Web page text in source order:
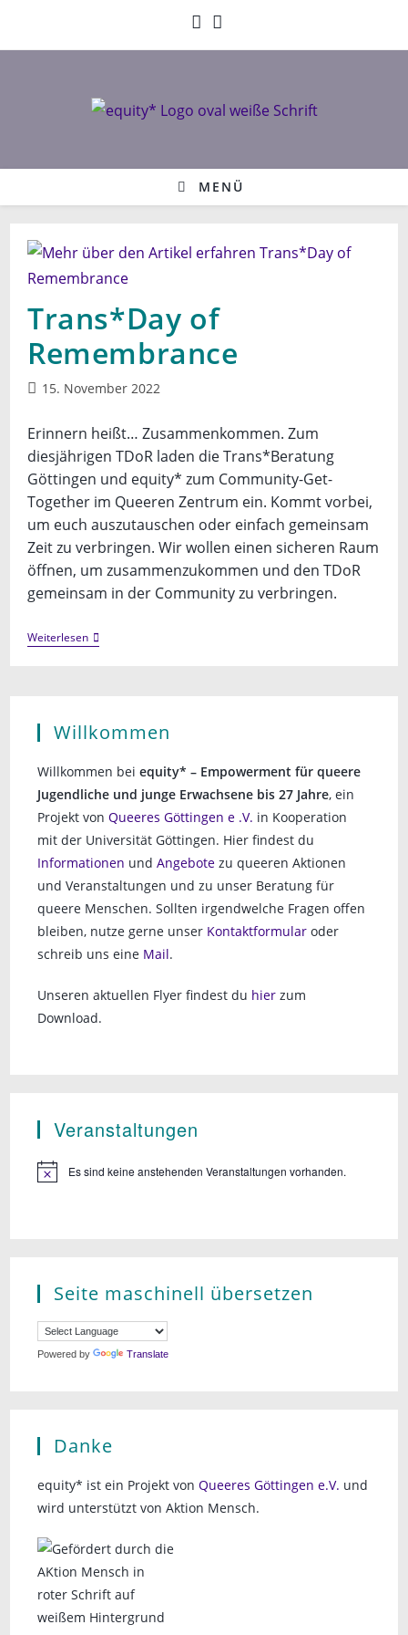
springen
MENÜ
Trans*Day of
Remembrance
Beitrag
15. November 2022
Erinnern heißt… Zusammenkommen. Zum
diesjährigen TDoR laden die Trans*Beratung
Göttingen und equity* zum Community-Get-
Together im Queeren Zentrum ein. Kommt vorbei,
um euch auszutauschen oder einfach gemeinsam
Zeit zu verbringen. Wir wollen einen sicheren Raum
öffnen, um zusammenzukommen und den TDoR
gemeinsam in der Community zu verbringen.
WeiterlesenTrans*Day
Of
Willkommen
Willkommen beiequity* – Empowerment für queere
Jugendliche und junge Erwachsene bis 27 Jahre, ein
Projekt vonQueeres Göttingen e .V. in Kooperation
mit der Universität Göttingen. Hier findest du
Informationen undAngebote zu queeren Aktionen
und Veranstaltungen und zu unser Beratung für
queere Menschen. Sollten irgendwelche Fragen offen
bleiben, nutze gerne unser Kontaktformular oder
schreib uns eine Mail.
Unseren aktuellen Flyer findest du hier zum
Download.
Veranstaltungen
Es sind keine anstehenden Veranstaltungen vorhanden.
Seite maschinell übersetzen
Powered by Translate
Danke
equity* ist ein Projekt vonQueeres Göttingen e.V. und
wird unterstützt von Aktion Mensch.